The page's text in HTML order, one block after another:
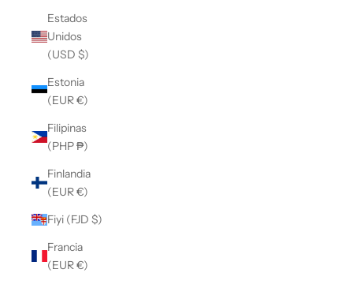
Estados
Unidos
(USD $)
Estonia
(EUR €)
Filipinas
(PHP ₱)
Finlandia
(EUR €)
Fiyi (FJD $)
Francia
(EUR €)